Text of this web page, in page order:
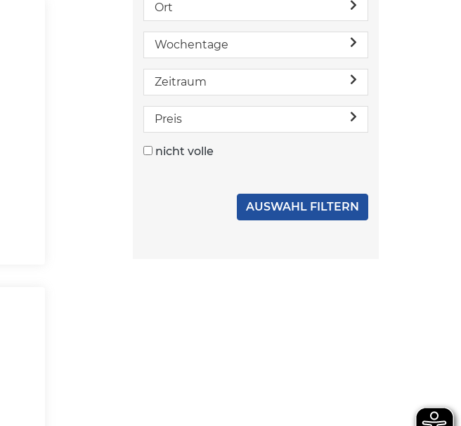
Ort
Wochentage
Zeitraum
Preis
nicht volle